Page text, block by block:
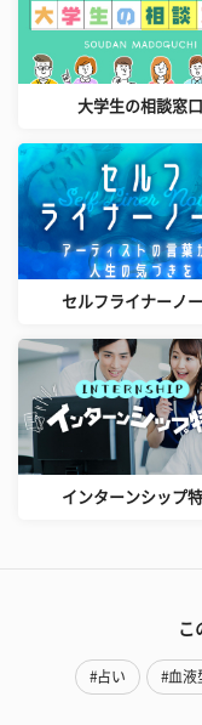
大学生の相談窓口
セルフライナーノ
インターンシップ
こ
#占い #血液